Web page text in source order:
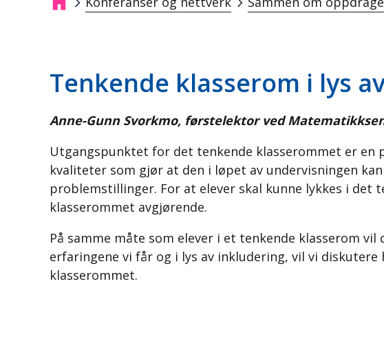
Breadcrumb
Tenkende klasserom i lys
Anne-Gunn Svorkmo, førstelektor ved
Utgangspunktet for det tenkende klasserommet er en
kvaliteter som gjør at den i løpet av undervisningen
problemstillinger. For at elever skal kunne lykkes i
klasserommet avgjørende.
På samme måte som elever i et tenkende klasserom
erfaringene vi får og i lys av inkludering, vil vi
klasserommet.